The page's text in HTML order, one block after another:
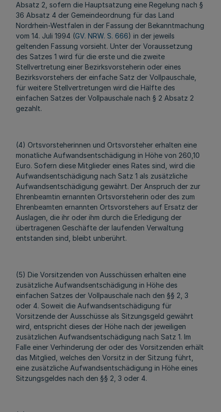
Absatz 2, sofern die Hauptsatzung eine Regelung nach §
36 Absatz 4 der Gemeindeordnung für das Land
Nordrhein-Westfalen in der Fassung der Bekanntmachung
vom 14. Juli 1994 (GV. NRW. S. 666) in der jeweils
geltenden Fassung vorsieht. Unter der Voraussetzung
des Satzes 1 wird für die erste und die zweite
Stellvertretung einer Bezirksvorsteherin oder eines
Bezirksvorstehers der einfache Satz der Vollpauschale,
für weitere Stellvertretungen wird die Hälfte des
einfachen Satzes der Vollpauschale nach § 2 Absatz 2
gezahlt.
(4) Ortsvorsteherinnen und Ortsvorsteher erhalten eine
monatliche Aufwandsentschädigung in Höhe von 260,10
Euro. Sofern diese Mitglieder eines Rates sind, wird die
Aufwandsentschädigung nach Satz 1 als zusätzliche
Aufwandsentschädigung gewährt. Der Anspruch der zur
Ehrenbeamtin ernannten Ortsvorsteherin oder des zum
Ehrenbeamten ernannten Ortsvorstehers auf Ersatz der
Auslagen, die ihr oder ihm durch die Erledigung der
übertragenen Geschäfte der laufenden Verwaltung
entstanden sind, bleibt unberührt.
(5) Die Vorsitzenden von Ausschüssen erhalten eine
zusätzliche Aufwandsentschädigung in Höhe des
einfachen Satzes der Vollpauschale nach den §§ 2, 3
oder 4. Soweit die Aufwandsentschädigung für
Vorsitzende der Ausschüsse als Sitzungsgeld gewährt
wird, entspricht dieses der Höhe nach der jeweiligen
zusätzlichen Aufwandsentschädigung nach Satz 1. Im
Falle einer Verhinderung der oder des Vorsitzenden erhält
das Mitglied, welches den Vorsitz in der Sitzung führt,
eine zusätzliche Aufwandsentschädigung in Höhe eines
Sitzungsgeldes nach den §§ 2, 3 oder 4.